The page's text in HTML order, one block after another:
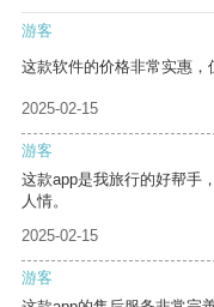
游客
这款软件的价格非常实惠，
2025-02-15
游客
这款app是我旅行的好帮手
人情。
2025-02-15
游客